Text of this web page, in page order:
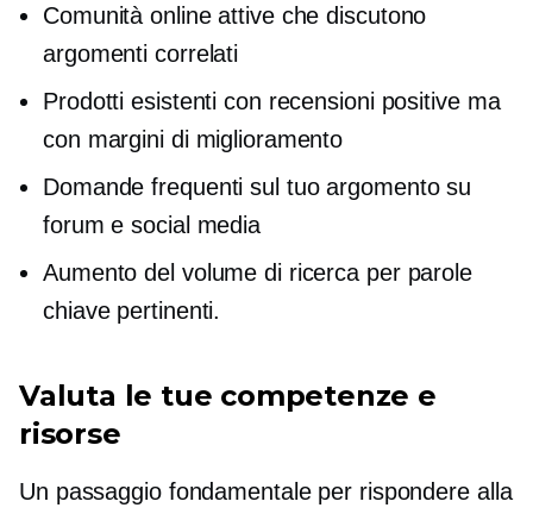
Comunità online attive che discutono
argomenti correlati
Prodotti esistenti con recensioni positive ma
con margini di miglioramento
Domande frequenti sul tuo argomento su
forum e social media
Aumento del volume di ricerca per parole
chiave pertinenti.
Valuta le tue competenze e
risorse
Un passaggio fondamentale per rispondere alla